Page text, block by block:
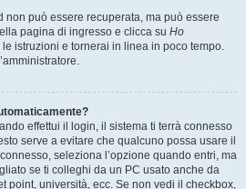
non può essere recuperata, ma può essere
pagina di ingresso e clicca su Ho
le istruzioni e tornerai in linea in poco tempo.
effettui il login, il sistema ti terrà connesso
serve a evitare che qualcuno possa usare il
seleziona l’opzione quando entri, ma
se ti colleghi da un PC usato anche da
point, università, ecc. Se non vedi il checkbox,